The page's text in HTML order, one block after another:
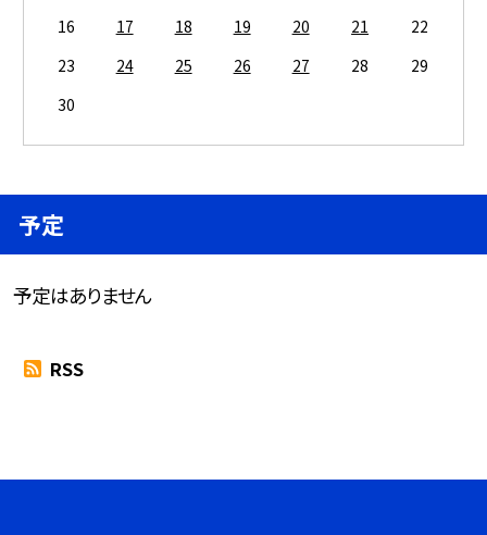
16
17 18 19 20 21
22
23
24 25 26 27 28
29
30
予定
予定はありません
RSS